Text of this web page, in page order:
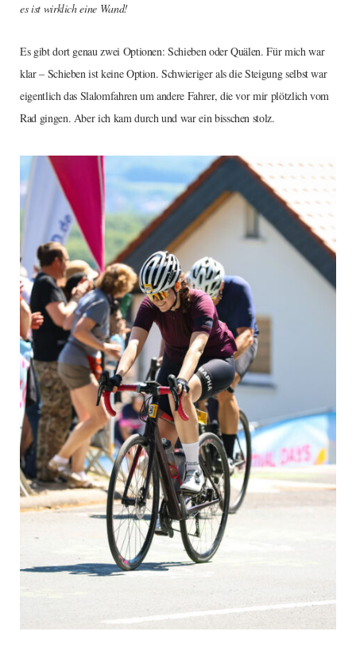
es ist wirklich eine Wand!
Es gibt dort genau zwei Optionen: Schieben oder Quälen. Für mich war
klar – Schieben ist keine Option. Schwieriger als die Steigung selbst war
eigentlich das Slalomfahren um andere Fahrer, die vor mir plötzlich vom
Rad gingen. Aber ich kam durch und war ein bisschen stolz.